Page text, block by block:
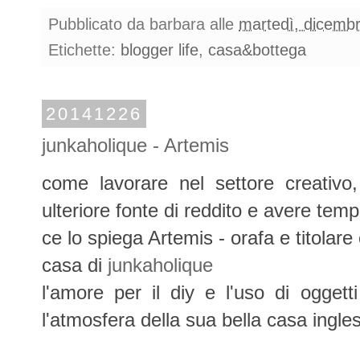
Pubblicato da barbara alle martedì,
Etichette: blogger life, casa&bottega
20141226
junkaholique - Artemis
come lavorare nel settore
ulteriore fonte di reddito e avere
ce lo spiega Artemis - orafa e
casa di junkaholique
l'amore per il diy e l'uso di
l'atmosfera della sua bella casa